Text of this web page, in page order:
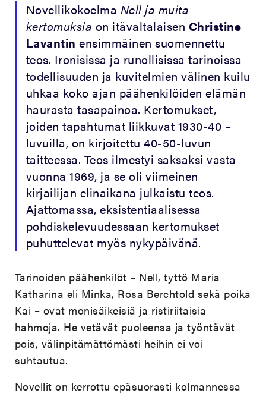
Novellikokoelma Nell ja muita
kertomuksia on itävaltalaisen Christine
Lavantin ensimmäinen suomennettu
teos. Ironisissa ja runollisissa tarinoissa
todellisuuden ja kuvitelmien välinen kuilu
uhkaa koko ajan päähenkilöiden elämän
haurasta tasapainoa. Kertomukset,
joiden tapahtumat liikkuvat 1930-40 –
luvuilla, on kirjoitettu 40-50-luvun
taitteessa. Teos ilmestyi saksaksi vasta
vuonna 1969, ja se oli viimeinen
kirjailijan elinaikana julkaistu teos.
Ajattomassa, eksistentiaalisessa
pohdiskelevuudessaan kertomukset
puhuttelevat myös nykypäivänä.
Tarinoiden päähenkilöt – Nell, tyttö Maria
Katharina eli Minka, Rosa Berchtold sekä poika
Kai – ovat monisäikeisiä ja ristiriitaisia
hahmoja. He vetävät puoleensa ja työntävät
pois, välinpitämättömästi heihin ei voi
suhtautua.
Novellit on kerrottu epäsuorasti kolmannessa